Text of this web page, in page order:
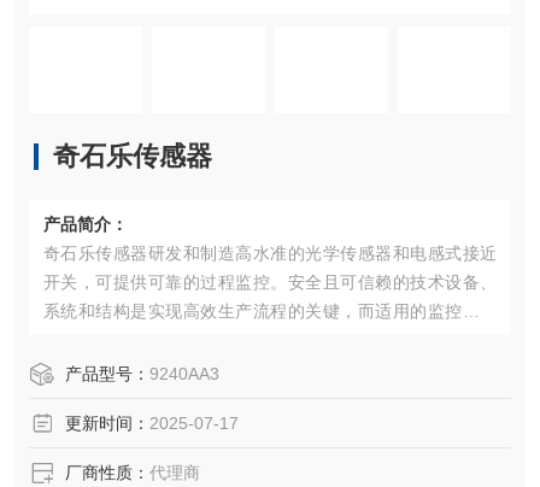
奇石乐传感器
产品简介：
奇石乐传感器研发和制造高水准的光学传感器和电感式接近
开关，可提供可靠的过程监控。安全且可信赖的技术设备、
系统和结构是实现高效生产流程的关键，而适用的监控系统
控制（刀具浸入深度测量）等功能保证了冲压和成型过程中
程中的高可靠性和成本效益：故障可在早期阶段被检测到，
产品型号： 9240AA3
更新时间： 2025-07-17
厂商性质： 代理商